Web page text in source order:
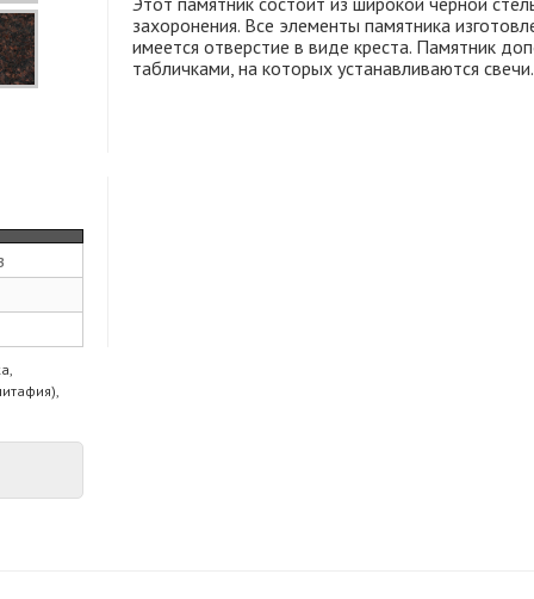
захоронения. Все элементы памятника
имеется отверстие в виде креста. Памятник
табличками, на которых устанавливаются